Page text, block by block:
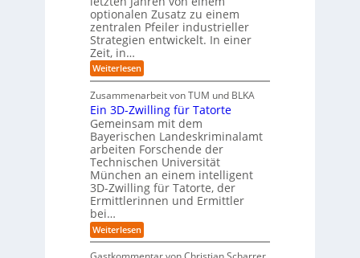
r
o
p
i
s
c
h
e
n
R
o
u
t
e
-
H
g
W
i
e
s
u
b
e
r
e
D
a
t
e
n
K
I
-
r
o
j
e
-
R
e
p
r
t
S
i
n
k
e
n
d
e
s
C
b
e
r
r
optionalen Zusatz zu einem
zentralen Pfeiler industrieller
Strategien entwickelt. In einer
Zeit, in…
Weiterlesen:
E
n
z
w
e
i
t
e
s
L
e
e
n
Zusammenarbeit von TUM und BLKA
Ein 3D-Zwilling für Tatorte
Gemeinsam mit dem
Bayerischen Landeskriminalamt
arbeiten Forschende der
Technischen Universität
München an einem intelligent
3D-Zwilling für Tatorte, der
Ermittlerinnen und Ermittler
bei…
Weiterlesen:
E